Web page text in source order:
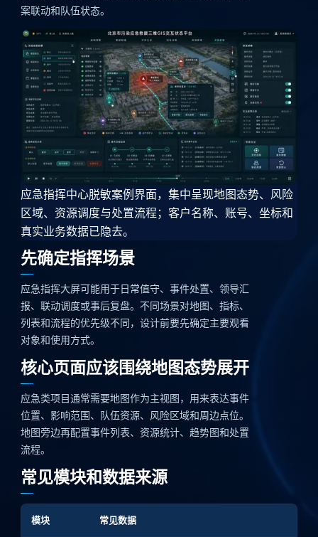
案联动和队伍状态。
应急指挥中心脱敏案例界面，集中呈现地图态势、风险
区域、资源调度与处置流程；客户名称、账号、坐标和
真实业务数据已隐去。
先确定指挥场景
应急指挥大屏可能用于日常值守、事件处置、领导汇
报、联动调度或事后复盘。不同场景对地图、指标、
列表和流程的优先级不同，设计前要先确定主要观看
对象和使用方式。
核心页面应该围绕地图态势展开
应急类项目通常需要地图作为主视图，用来表达事件
位置、影响范围、队伍资源、风险区域和周边点位。
地图旁边再配置事件列表、资源统计、趋势图和处置
流程。
常见模块和数据来源
模块 常见数据